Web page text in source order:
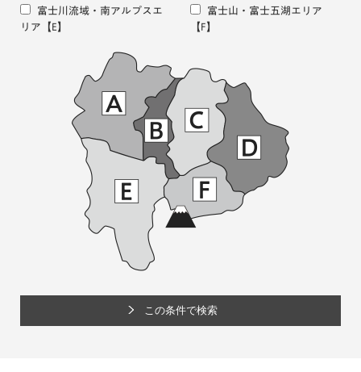
富士川流域・南アルプスエ
リア 【E】
富士山・富士五湖エリア
【F】